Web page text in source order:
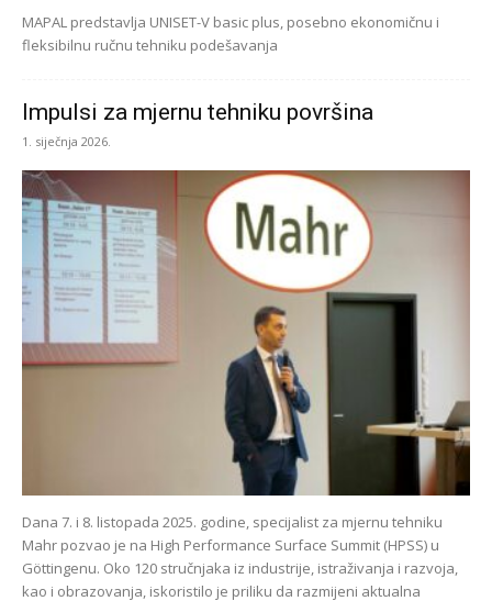
MAPAL predstavlja UNISET-V basic plus, posebno ekonomičnu i
fleksibilnu ručnu tehniku podešavanja
Impulsi za mjernu tehniku površina
1. siječnja 2026.
Dana 7. i 8. listopada 2025. godine, specijalist za mjernu tehniku
Mahr pozvao je na High Performance Surface Summit (HPSS) u
Göttingenu. Oko 120 stručnjaka iz industrije, istraživanja i razvoja,
kao i obrazovanja, iskoristilo je priliku da razmijeni aktualna